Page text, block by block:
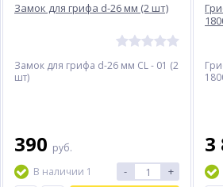
Замок для грифа d-26 мм (2 шт)
Замок для грифа d-26 мм CL - 01 (2
шт)
390 руб.
В наличии 1
- +
3